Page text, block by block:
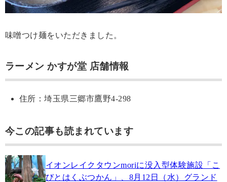
味噌つけ麺をいただきました。
ラーメン かすが堂 店舗情報
住所：埼玉県三郷市鷹野4-298
今この記事も読まれています
イオンレイクタウンmoriに没入型体験施設「こ
びとはくぶつかん」、8月12日（水）グランド